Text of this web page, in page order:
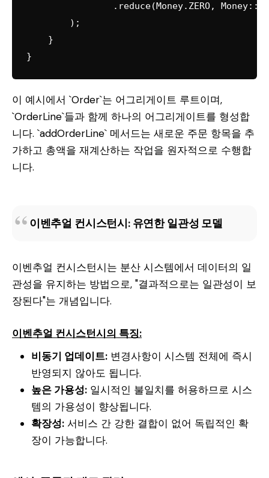
.reduce(Money.ZERO,
        );
    }
}
이 예시에서 `Order`는 어그리게이트 루트이며,
`OrderLine`들과 함께 하나의 어그리게이트를 형성합
니다. `addOrderLine` 메서드는 새로운 주문 항목을 추
가하고 총액을 재계산하는 작업을 원자적으로 수행합
니다.
이벤추얼 컨시스턴시: 유연한 일관성 모델
이벤추얼 컨시스턴시는 분산 시스템에서 데이터의 일
관성을 유지하는 방법으로, "결과적으로는 일관성이 보
장된다"는 개념입니다.
이벤추얼 컨시스턴시의 특징:
비동기 업데이트: 변경사항이 시스템 전체에 즉시
반영되지 않아도 됩니다.
높은 가용성: 일시적인 불일치를 허용하므로 시스
템의 가용성이 향상됩니다.
확장성: 서비스 간 강한 결합이 없어 독립적인 확
장이 가능합니다.